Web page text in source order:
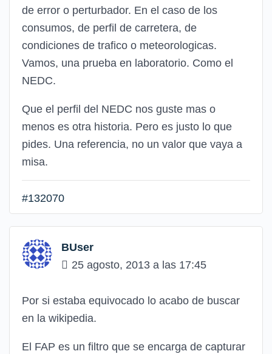
de error o perturbador. En el caso de los
consumos, de perfil de carretera, de
condiciones de trafico o meteorologicas.
Vamos, una prueba en laboratorio. Como el
NEDC.
Que el perfil del NEDC nos guste mas o
menos es otra historia. Pero es justo lo que
pides. Una referencia, no un valor que vaya a
misa.
#132070
BUser
25 agosto, 2013 a las 17:45
Por si estaba equivocado lo acabo de buscar
en la wikipedia.
El FAP es un filtro que se encarga de capturar